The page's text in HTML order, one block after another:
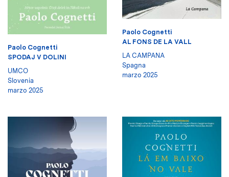
Paolo Cognetti
SPODAJ V DOLINI
UMCO
Slovenia
marzo 2025
Paolo Cognetti
AL FONS DE LA VALL
LA CAMPANA
Spagna
marzo 2025